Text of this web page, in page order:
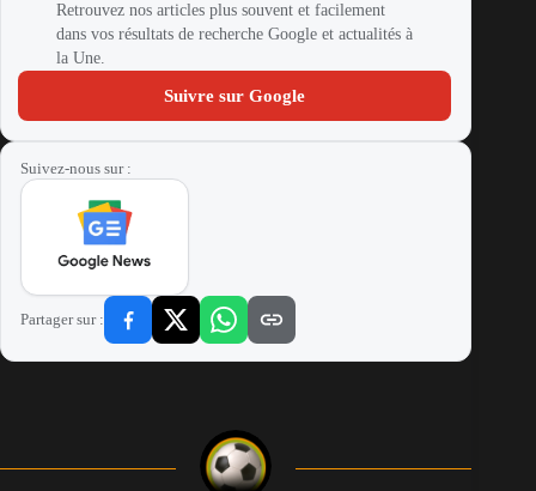
Retrouvez nos articles plus souvent et facilement
dans vos résultats de recherche Google et actualités à
la Une.
Suivre sur Google
Suivez-nous sur :
Partager sur :